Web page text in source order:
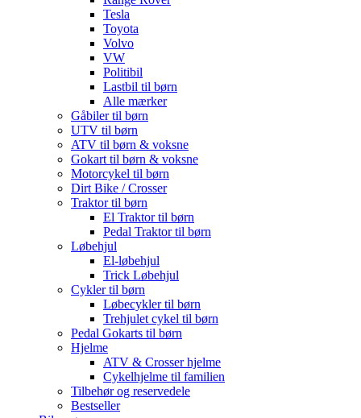
Tesla
Toyota
Volvo
VW
Politibil
Lastbil til børn
Alle mærker
Gåbiler til børn
UTV til børn
ATV til børn & voksne
Gokart til børn & voksne
Motorcykel til børn
Dirt Bike / Crosser
Traktor til børn
El Traktor til børn
Pedal Traktor til børn
Løbehjul
El-løbehjul
Trick Løbehjul
Cykler til børn
Løbecykler til børn
Trehjulet cykel til børn
Pedal Gokarts til børn
Hjelme
ATV & Crosser hjelme
Cykelhjelme til familien
Tilbehør og reservedele
Bestseller